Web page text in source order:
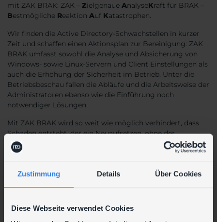
Zustimmung Details Über Cookies
Diese Webseite verwendet Cookies
mit ZAK BRAK: ZAK – Zielgenaue AnalyseKraft für BRAK –
Bestmögliche Reaktion Auf Katastrophen.
Wir finden die Active Directory-Schwachstellen in kurzer
Zeit und schaffen einen Aktionsplan zur Bereinigung: ZAK
BRAK umfasst sowohl die Analyse und Absicherung von
Windows- sowie Linux-Servern und Client Einstellungen als
auch die Erhöhung der Sicherheit im Betrieb. Unter die
Betriebsbeschau fallen die Abläufe und die Arbeitsweise der
Administratoren ebenso wie die Einführung noch
notwendiger Lösungen.
Mit ZAK BRAK wird so weit wie möglich verhindert, dass
Schaden entsteht, der ein Neuaufsetzen, ohne der
Möglichkeit einer Migration, notwendig macht.